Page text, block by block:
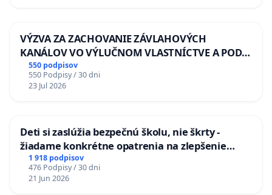
VÝZVA ZA ZACHOVANIE ZÁVLAHOVÝCH
KANÁLOV VO VÝLUČNOM VLASTNÍCTVE A POD
KONTROLOU SLOVENSKEJ REPUBLIKY & žiadosť
na riešenie zanedbaného stavu závlahových a
odvodňovacích kanálov na Slovensku
550 podpisov
550 Podpisy / 30 dni
23 Jul 2026
Deti si zaslúžia bezpečnú školu, nie škrty -
žiadame konkrétne opatrenia na zlepšenie
situácie v školstve
1 918 podpisov
476 Podpisy / 30 dni
21 Jun 2026